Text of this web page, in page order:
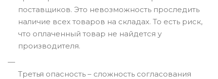
поставщиков. Это невозможность проследить
наличие всех товаров на складах. То есть риск,
что оплаченный товар не найдется у
производителя.
Третья опасность – сложность согласования